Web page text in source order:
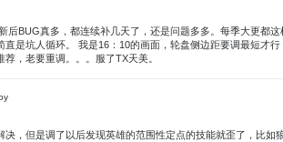
后BUG真多，都连续补几天了，还是问题多多。每季大更都
直是坑人循环。 我是16：10的画面，轮盘侧边距要调最短才
荐，老要重调。。。服了TX天美。
决，但是调了以后发现英雄的范围性定点的技能就歪了，比如